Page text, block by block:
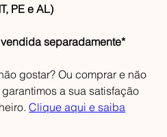
PE e AL)
separadamente*
gostar? Ou comprar e não
a sua satisfação
Clique aqui e saiba